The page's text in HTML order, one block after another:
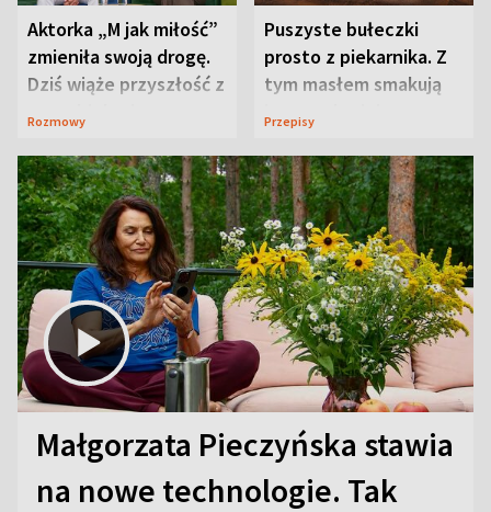
Aktorka „M jak miłość”
zmieniła swoją drogę.
Dziś wiąże przyszłość z
neurobiologią
Rozmowy
Puszyste bułeczki
prosto z piekarnika. Z
tym masłem smakują
jeszcze lepiej
Przepisy
Małgorzata Pieczyńska stawia
na nowe technologie. Tak